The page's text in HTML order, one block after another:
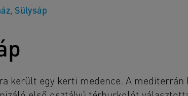
Sülysáp
került egy kerti medence. A mediterrán